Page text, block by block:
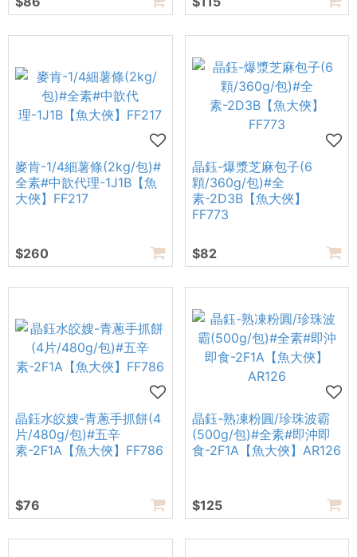
麥肯-1/4細薯條(2kg/包)#
全素#中歆代理-1J1B【魚
大俠】FF217
$260
晶鈺-爆漿芝麻包子(6
顆/360g/包)#全
素-2D3B【魚大俠】
FF773
$82
晶鈺水皎嫂-青蔥手抓餅(4
片/480g/包)#五辛
素-2F1A【魚大俠】FF786
$76
晶鈺-熟凍粉圓/珍珠波霸
(500g/包)#全素#即沖即
食-2F1A【魚大俠】AR126
$125